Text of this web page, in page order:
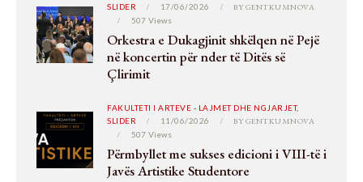
SLIDER
17/06/2026 BY GENTKUMNOVA
507 Views
Orkestra e Dukagjinit shkëlqen në Pejë
në koncertin për nder të Ditës së
Çlirimit
FAKULTETI I ARTEVE - LAJMET DHE NGJARJET,
SLIDER
11/06/2026 BY GENTKUMNOVA
507 Views
Përmbyllet me sukses edicioni i VIII-të i
Javës Artistike Studentore